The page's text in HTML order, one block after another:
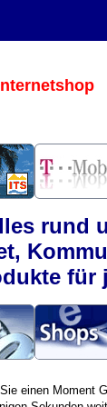
rund
für
einen Moment